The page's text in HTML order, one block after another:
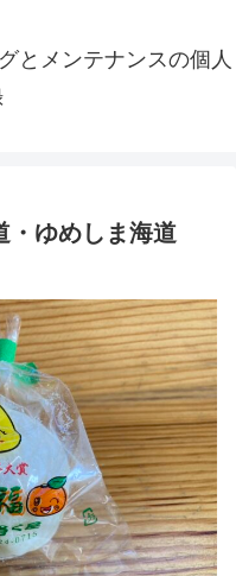
とメンテナンスの個人
・ゆめしま海道